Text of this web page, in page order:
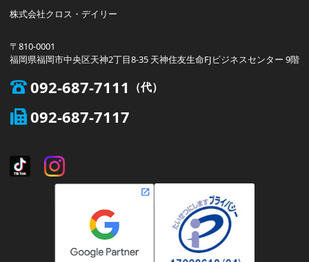
株式会社クロス・デイリー
〒810-0001
福岡県福岡市中央区天神2丁目8-35 天神住友生命FJビジネスセンター 9階
092-687-7111
092-687-7117